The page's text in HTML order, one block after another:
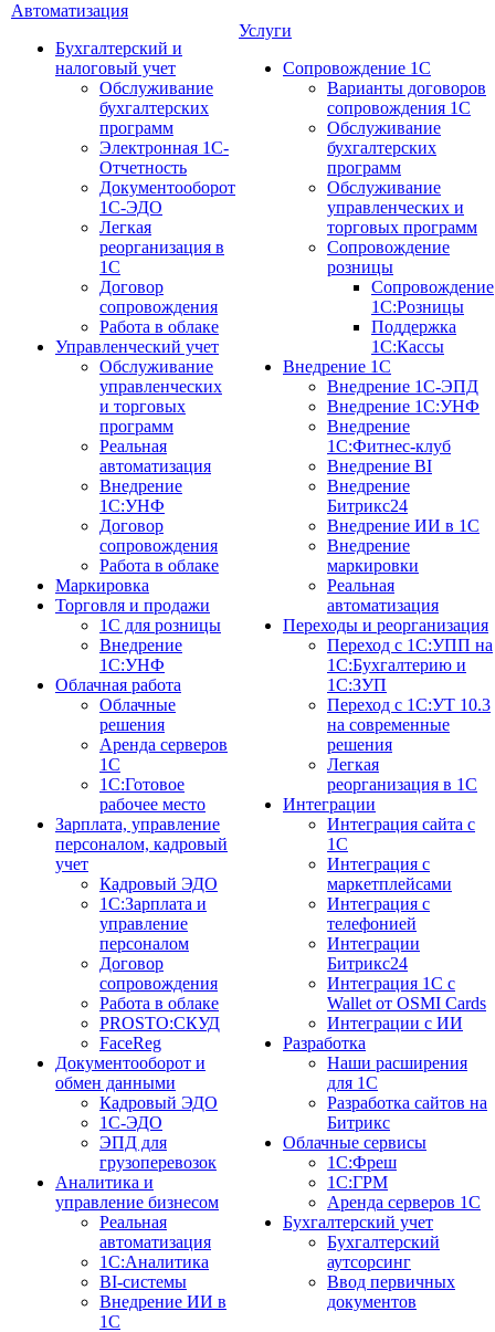
Автоматизация
Бухгалтерский и
налоговый учет
Обслуживание
бухгалтерских
программ
Электронная 1С-
Отчетность
Документооборот
1С-ЭДО
Легкая
реорганизация в
1С
Договор
сопровождения
Работа в облаке
Управленческий учет
Обслуживание
управленческих
и торговых
программ
Реальная
автоматизация
Внедрение
1С:УНФ
Договор
сопровождения
Работа в облаке
Маркировка
Торговля и продажи
1С для розницы
Внедрение
1С:УНФ
Облачная работа
Облачные
решения
Аренда серверов
1С
1C:Готовое
рабочее место
Зарплата, управление
персоналом, кадровый
учет
Кадровый ЭДО
1С:Зарплата и
управление
персоналом
Договор
сопровождения
Работа в облаке
PROSTO:СКУД
FaceReg
Документооборот и
обмен данными
Кадровый ЭДО
1С-ЭДО
ЭПД для
грузоперевозок
Аналитика и
управление бизнесом
Реальная
автоматизация
1С:Аналитика
BI-системы
Внедрение ИИ в
1С
Услуги
Сопровождение 1С
Варианты договоров
сопровождения 1С
Обслуживание
бухгалтерских
программ
Обслуживание
управленческих и
торговых программ
Сопровождение
розницы
Сопровождение
1С:Розницы
Поддержка
1С:Кассы
Внедрение 1С
Внедрение 1С-ЭПД
Внедрение 1С:УНФ
Внедрение
1С:Фитнес-клуб
Внедрение BI
Внедрение
Битрикс24
Внедрение ИИ в 1С
Внедрение
маркировки
Реальная
автоматизация
Переходы и реорганизация
Переход с 1С:УПП на
1С:Бухгалтерию и
1С:ЗУП
Переход с 1С:УТ 10.3
на современные
решения
Легкая
реорганизация в 1С
Интеграции
Интеграция сайта с
1С
Интеграция с
маркетплейсами
Интеграция с
телефонией
Интеграции
Битрикс24
Интеграция 1С с
Wallet от OSMI Cards
Интеграции с ИИ
Разработка
Наши расширения
для 1С
Разработка сайтов на
Битрикс
Облачные сервисы
1С:Фреш
1С:ГРМ
Аренда серверов 1С
Бухгалтерский учет
Бухгалтерский
аутсорсинг
Ввод первичных
документов